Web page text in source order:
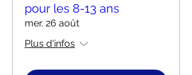
pour les 8-13 ans
mer. 26 août
Plus d'infos